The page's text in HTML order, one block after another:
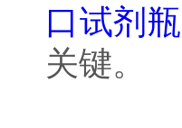
口试剂瓶
关键。